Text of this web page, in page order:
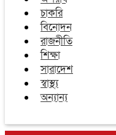
চাকরি
বিনোদন
রাজনীতি
শিক্ষা
সারাদেশ
স্বাস্থ্য
অন্যান্য